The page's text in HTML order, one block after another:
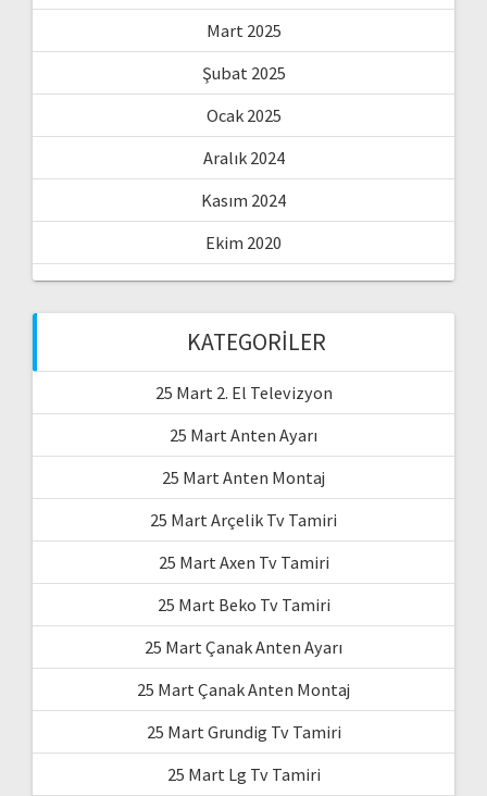
Mart 2025
Şubat 2025
Ocak 2025
Aralık 2024
Kasım 2024
Ekim 2020
KATEGORILER
25 Mart 2. El Televizyon
25 Mart Anten Ayarı
25 Mart Anten Montaj
25 Mart Arçelik Tv Tamiri
25 Mart Axen Tv Tamiri
25 Mart Beko Tv Tamiri
25 Mart Çanak Anten Ayarı
25 Mart Çanak Anten Montaj
25 Mart Grundig Tv Tamiri
25 Mart Lg Tv Tamiri